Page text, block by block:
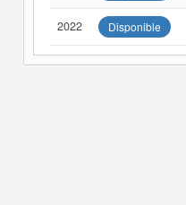
2022 Disponible